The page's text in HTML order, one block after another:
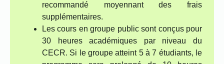
recommandé moyennant des frais
supplémentaires.
Les cours en groupe public sont conçus pour
30 heures académiques par niveau du
CECR. Si le groupe atteint 5 à 7 étudiants, le